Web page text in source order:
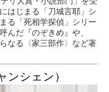
はじまる「刀城言耶」シ
る「死相学探偵」シリー
んだ『のぞきめ』や、
なる〈家三部作〉など著
ンシェン）